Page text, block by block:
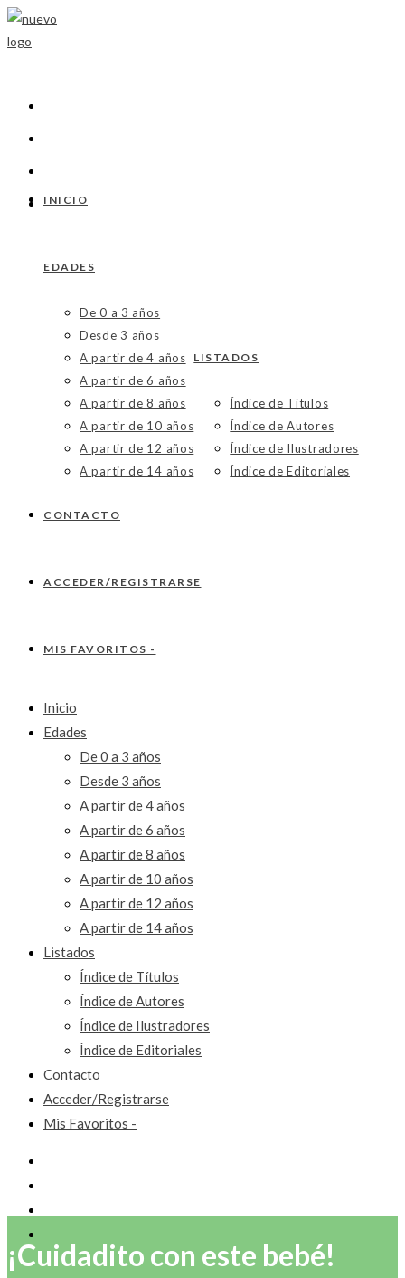
Ir
al
INICIO
EDADES
De 0 a 3 años
Desde 3 años
A partir de 4 años
A partir de 6 años
A partir de 8 años
A partir de 10 años
A partir de 12 años
A partir de 14 años
LISTADOS
Índice de Títulos
Índice de Autores
Índice de Ilustradores
Índice de Editoriales
CONTACTO
ACCEDER/REGISTRARSE
MIS FAVORITOS -
Inicio
Edades
De 0 a 3 años
Desde 3 años
A partir de 4 años
A partir de 6 años
A partir de 8 años
A partir de 10 años
A partir de 12 años
A partir de 14 años
Listados
Índice de Títulos
Índice de Autores
Índice de Ilustradores
Índice de Editoriales
Contacto
Acceder/Registrarse
Mis Favoritos -
¡Cuidadito con este bebé!